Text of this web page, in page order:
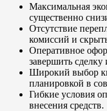
Максимальная
существенно
Отсутствие
комиссий и
Оперативное
завершить
Широкий выбор
планировкой в
Гибкие условия
внесения средств.